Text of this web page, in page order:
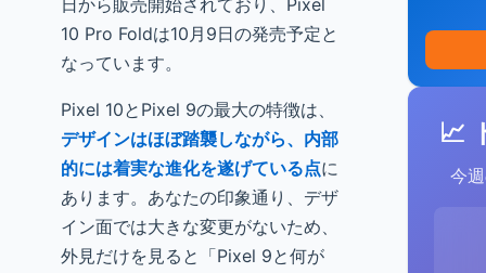
日から販売開始されており、Pixel
10 Pro Foldは10月9日の発売予定と
なっています。
Pixel 10とPixel 9の最大の特徴は、
デザインはほぼ踏襲しながら、内部
的には着実な進化を遂げている点に
あります。あなたの印象通り、デザ
イン面では大きな変更がないため、
外見だけを見ると「Pixel 9と何が
📈
今